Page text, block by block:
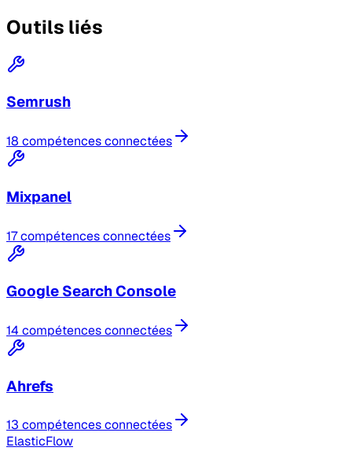
Outils liés
Semrush
18 compétences connectées
Mixpanel
17 compétences connectées
Google Search Console
14 compétences connectées
Ahrefs
13 compétences connectées
ElasticFlow